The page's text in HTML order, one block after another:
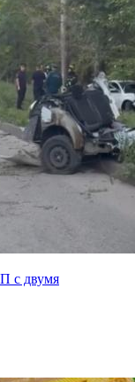
с двумя